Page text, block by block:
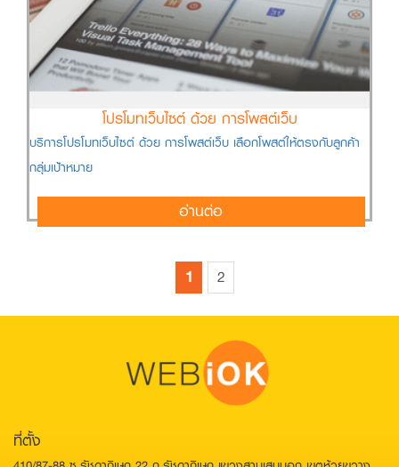
โปรโมทเว็บไซต์ ด้วย การโพสต์เว็บ
บริการโปรโมทเว็บไซต์ ด้วย การโพสต์เว็บ เลือกโพสต์ให้ตรงกับลูกค้า
กลุ่มเป้าหมาย
อ่านต่อ
1 2
ที่ตั้ง